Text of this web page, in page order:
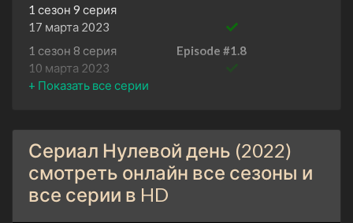
1 сезон 9 серия
17 марта 2023
1 сезон 8 серия
Episode #1.8
10 марта 2023
1 сезон 7 серия
1 сезон 6 серия
Final
24 февраля 2023
1 сезон 5 серия
Episode #1.5
3 февраля 2023
Сериал Нулевой день (2022)
смотреть онлайн все сезоны и
все серии в HD